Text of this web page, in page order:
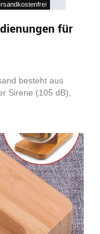
für
besteht aus
Sirene (105 dB),